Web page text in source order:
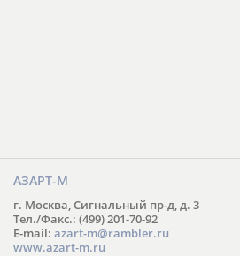
АЗАРТ-М
г. Москва, Сигнальный пр-д, д. 3
Тел./Факс.: (499) 201-70-92
E-mail: azart-m@rambler.ru
www.azart-m.ru